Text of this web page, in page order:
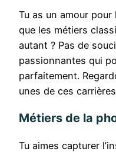
Tu as un amour
que les métiers
autant ? Pas de
passionnantes qui
parfaitement.
unes de ces
Métiers de la
Tu aimes capturer